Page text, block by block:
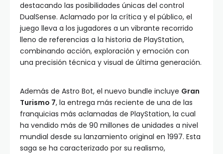
destacando las posibilidades únicas del control
DualSense. Aclamado por la crítica y el público, el
juego lleva a los jugadores a un vibrante recorrido
lleno de referencias a la historia de PlayStation,
combinando acción, exploración y emoción con
una precisión técnica y visual de última generación.
Además de Astro Bot, el nuevo bundle incluye Gran
Turismo 7, la entrega más reciente de una de las
franquicias más aclamadas de PlayStation, la cual
ha vendido más de 90 millones de unidades a nivel
mundial desde su lanzamiento original en 1997. Esta
saga se ha caracterizado por su realismo,